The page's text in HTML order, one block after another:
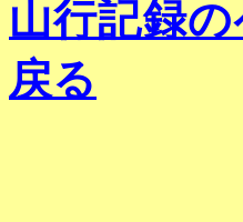
山行記録
戻る